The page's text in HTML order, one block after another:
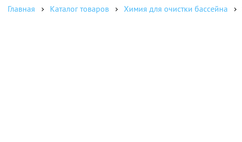
Главная Каталог товаров Химия для очистки бассейна